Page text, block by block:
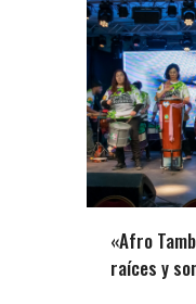
«Afro
raíces y